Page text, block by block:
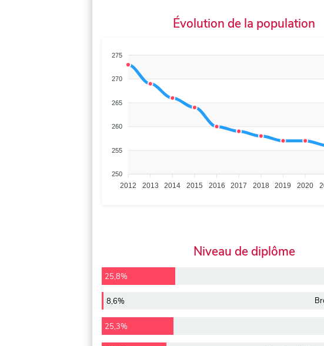
Évolution de la population
275
270
265
260
255
250
2012 2013 2014 2015 2016 2017 2018 2019 2020
Niveau de diplôme
25,8%
8,6%
25,3%